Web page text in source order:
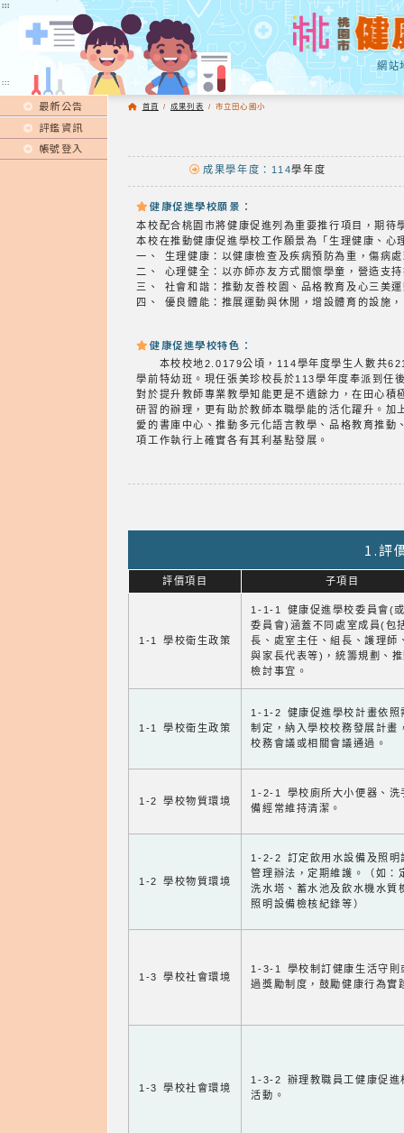
:::
網站
:::
最新公告
評鑑資訊
帳號登入
首頁 / 成果列表 / 市立田心國小
成果學年度：114學年度
健康促進學校願景：
本校配合桃園市將健康促進列為重要推行項目，期
本校在推動健康促進學校工作願景為「生理健康、
一、 生理健康：以健康檢查及疾病預防為重，傷病
二、 心理健全：以亦師亦友方式關懷學童，營造支
三、 社會和諧：推動友善校園、品格教育及心三美
四、 優良體能：推展運動與休閒，增設體育的設施
健康促進學校特色：
本校校地2.0179公頃，114學年度學生人數共621
學前特幼班。現任張美珍校長於113學年度奉派到任
對於提升教師專業教學知能更是不遺餘力，在田心
研習的辦理，更有助於教師本職學能的活化躍升。
愛的書庫中心、推動多元化語言教學、品格教育推
項工作執行上確實各有其利基點發展。
1.評
評價項目 子項目
1-1 學校衛生政策
1-1-1 健康促進學校委員會(
委員會)涵蓋不同處室成員(包
長、處室主任、組長、護理師
與家長代表等)，統籌規劃、
檢討事宜。
1-1 學校衛生政策
1-1-2 健康促進學校計畫依照
制定，納入學校校務發展計畫
校務會議或相關會議通過。
1-2 學校物質環境
1-2-1 學校廁所大小便器、洗
備經常維持清潔。
1-2 學校物質環境
1-2-2 訂定飲用水設備及照明
管理辦法，定期維護。（如：
洗水塔、蓄水池及飲水機水質
照明設備檢核紀錄等）
1-3 學校社會環境
1-3-1 學校制訂健康生活守則
過獎勵制度，鼓勵健康行為實
1-3 學校社會環境
1-3-2 辦理教職員工健康促進
活動。
:::